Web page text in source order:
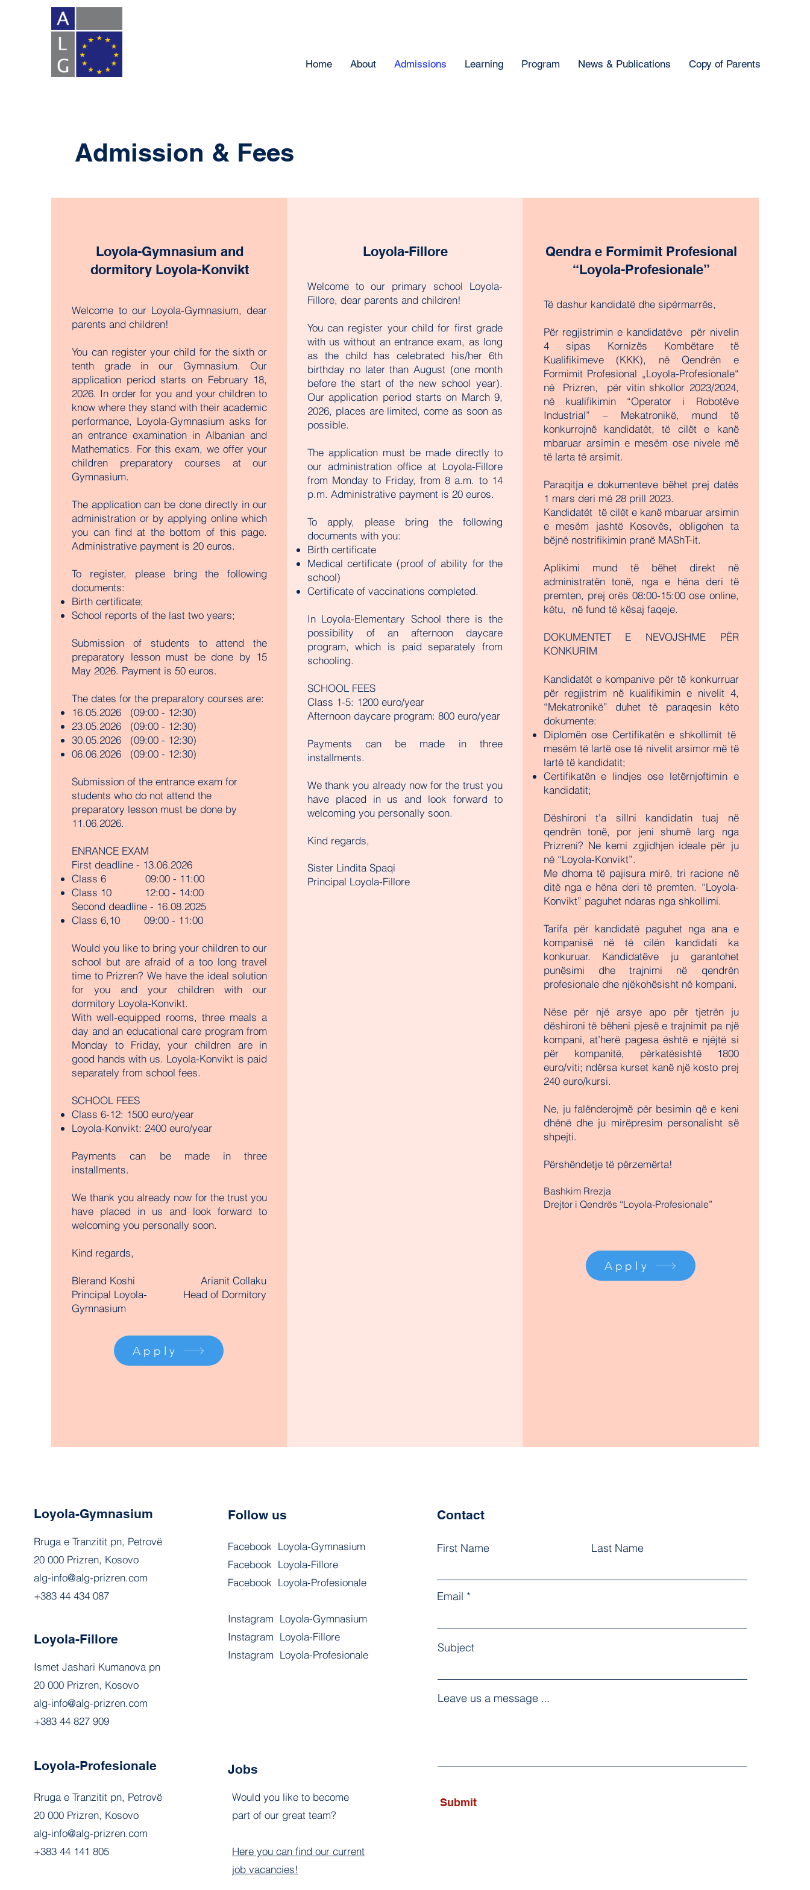
Home About Admissions Learning Program News & Publications Copy of Parents
Admission & Fees
Loyola-Gymnasium and
dormitory Loyola-Konvikt
Welcome to our Loyola-Gymnasium, dear
parents and children!
You can register your child for the sixth or
tenth grade in our Gymnasium. Our
application period starts on February 18,
2026. In order for you and your children to
know where they stand with their academic
performance, Loyola-Gymnasium asks for
an entrance examination in Albanian and
Mathematics. For this exam, we offer your
children preparatory courses at our
Gymnasium.
The application can be done directly in our
administration or by applying online which
you can find at the bottom of this page.
Administrative payment is 20 euros.
To register, please bring the following
documents:
Birth certificate;
School reports of the last two years;
Submission of students to attend the
preparatory lesson must be done by 15
May 2026. Payment is 50 euros.
The dates for the preparatory courses are:
16.05.2026 (09:00 - 12:30)
23.05.2026 (09:00 - 12:30)
30.05.2026 (09:00 - 12:30)
06.06.2026 (09:00 - 12:30)
Submission of the entrance exam for
students who do not attend the
preparatory lesson must be done by
11.06.2026.
ENRANCE EXAM
First deadline - 13.06.2026
Class 6 09:00 - 11:00
Class 10 12:00 - 14:00
Second deadline - 16.08.2025
Class 6,10 09:00 - 11:00
Would you like to bring your children to our
school but are afraid of a too long travel
time to Prizren? We have the ideal solution
for you and your children with our
dormitory Loyola-Konvikt.
With well-equipped rooms, three meals a
day and an educational care program from
Monday to Friday, your children are in
good hands with us. Loyola-Konvikt is paid
separately from school fees.
SCHOOL FEES
Class 6-12: 1500 euro/year
Loyola-Konvikt: 2400 euro/year
Payments can be made in three
installments.
We thank you already now for the trust you
have placed in us and look forward to
welcoming you personally soon.
Kind regards,
Blerand Koshi
Principal Loyola-
Gymnasium
Arianit Collaku
Head of Dormitory
Apply
Loyola-Fillore
Welcome to our primary school Loyola-
Fillore, dear parents and children!
You can register your child for first grade
with us without an entrance exam, as long
as the child has celebrated his/her 6th
birthday no later than August (one month
before the start of the new school year).
Our application period starts on March 9,
2026, places are limited, come as soon as
possible.
The application must be made directly to
our administration office at Loyola-Fillore
from Monday to Friday, from 8 a.m. to 14
p.m. Administrative payment is 20 euros.
To apply, please bring the following
documents with you:
Birth certificate
Medical certificate (proof of ability for the
school)
Certificate of vaccinations completed.
In Loyola-Elementary School there is the
possibility of an afternoon daycare
program, which is paid separately from
schooling.
SCHOOL FEES
Class 1-5: 1200 euro/year
Afternoon daycare program: 800 euro/year
Payments can be made in three
installments.
We thank you already now for the trust you
have placed in us and look forward to
welcoming you personally soon.
Kind regards,
Sister Lindita Spaqi
Principal Loyola-Fillore
Qendra e Formimit Profesional
“Loyola-Profesionale”
Të dashur kandidatë dhe sipërmarrës,
Për regjistrimin e kandidatëve për nivelin
4 sipas Kornizës Kombëtare të
Kualifikimeve (KKK), në Qendrën e
Formimit Profesional „Loyola-Profesionale“
në Prizren, për vitin shkollor 2023/2024,
në kualifikimin “Operator i Robotëve
Industrial” – Mekatronikë, mund të
konkurrojnë kandidatët, të cilët e kanë
mbaruar arsimin e mesëm ose nivele më
të larta të arsimit.
Paraqitja e dokumenteve bëhet prej datës
1 mars deri më 28 prill 2023.
Kandidatët të cilët e kanë mbaruar arsimin
e mesëm jashtë Kosovës, obligohen ta
bëjnë nostrifikimin pranë MAShT-it.
Aplikimi mund të bëhet direkt në
administratën tonë, nga e hëna deri të
premten, prej orës 08:00-15:00 ose online,
këtu, në fund të kësaj faqeje.
DOKUMENTET E NEVOJSHME PËR
KONKURIM
Kandidatët e kompanive për të konkurruar
për regjistrim në kualifikimin e nivelit 4,
“Mekatronikë” duhet të paraqesin këto
dokumente:
Diplomën ose Certifikatën e shkollimit të
mesëm të lartë ose të nivelit arsimor më të
lartë të kandidatit;
Certifikatën e lindjes ose letërnjoftimin e
kandidatit;
Dëshironi t'a sillni kandidatin tuaj në
qendrën tonë, por jeni shumë larg nga
Prizreni? Ne kemi zgjidhjen ideale për ju
në “Loyola-Konvikt”.
Me dhoma të pajisura mirë, tri racione në
ditë nga e hëna deri të premten. “Loyola-
Konvikt” paguhet ndaras nga shkollimi.
Tarifa për kandidatë paguhet nga ana e
kompanisë në të cilën kandidati ka
konkuruar. Kandidatëve ju garantohet
punësimi dhe trajnimi në qendrën
profesionale dhe njëkohësisht në kompani.
Nëse për një arsye apo për tjetrën ju
dëshironi të bëheni pjesë e trajnimit pa një
kompani, at’herë pagesa është e njëjtë si
për kompanitë, përkatësishtë 1800
euro/viti; ndërsa kurset kanë një kosto prej
240 euro/kursi.
Ne, ju falënderojmë për besimin që e keni
dhënë dhe ju mirëpresim personalisht së
shpejti.
Përshëndetje të përzemërta!
Bashkim Rrezja
Drejtor i Qendrës “Loyola-Profesionale”
Apply
Loyola-Gymnasium
Rruga e Tranzitit pn, Petrovë
20 000 Prizren, Kosovo
alg-info@alg-prizren.com
+383 44 434 087
Loyola-Fillore
Ismet Jashari Kumanova pn
20 000 Prizren, Kosovo
alg-info@alg-prizren.com
+383 44 827 909
Loyola-Profesionale
Rruga e Tranzitit pn, Petrovë
20 000 Prizren, Kosovo
alg-info@alg-prizren.com
+383 44 141 805
Follow us
Facebook Loyola-Gymnasium
Facebook Loyola-Fillore
Facebook Loyola-Profesionale
Instagram Loyola-Gymnasium
Instagram Loyola-Fillore
Instagram Loyola-Profesionale
Jobs
Would you like to become
part of our great team?
Here you can find our current
job vacancies!
Contact
First Name Last Name
Email
Subject
Leave us a message ...
Submit